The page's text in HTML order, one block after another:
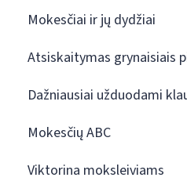
Mokesčiai ir jų dydžiai
Atsiskaitymas grynaisiais
Dažniausiai užduodami
Mokesčių ABC
Viktorina moksleiviams